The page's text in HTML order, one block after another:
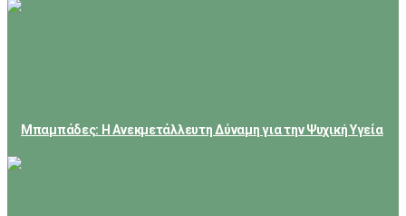
Μπαμπάδες: Η Ανεκμετάλλευτη Δύναμη για την Ψυχική Υγεία